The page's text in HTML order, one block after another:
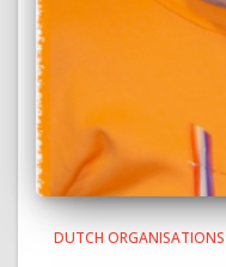
DUTCH ORGANISATIONS